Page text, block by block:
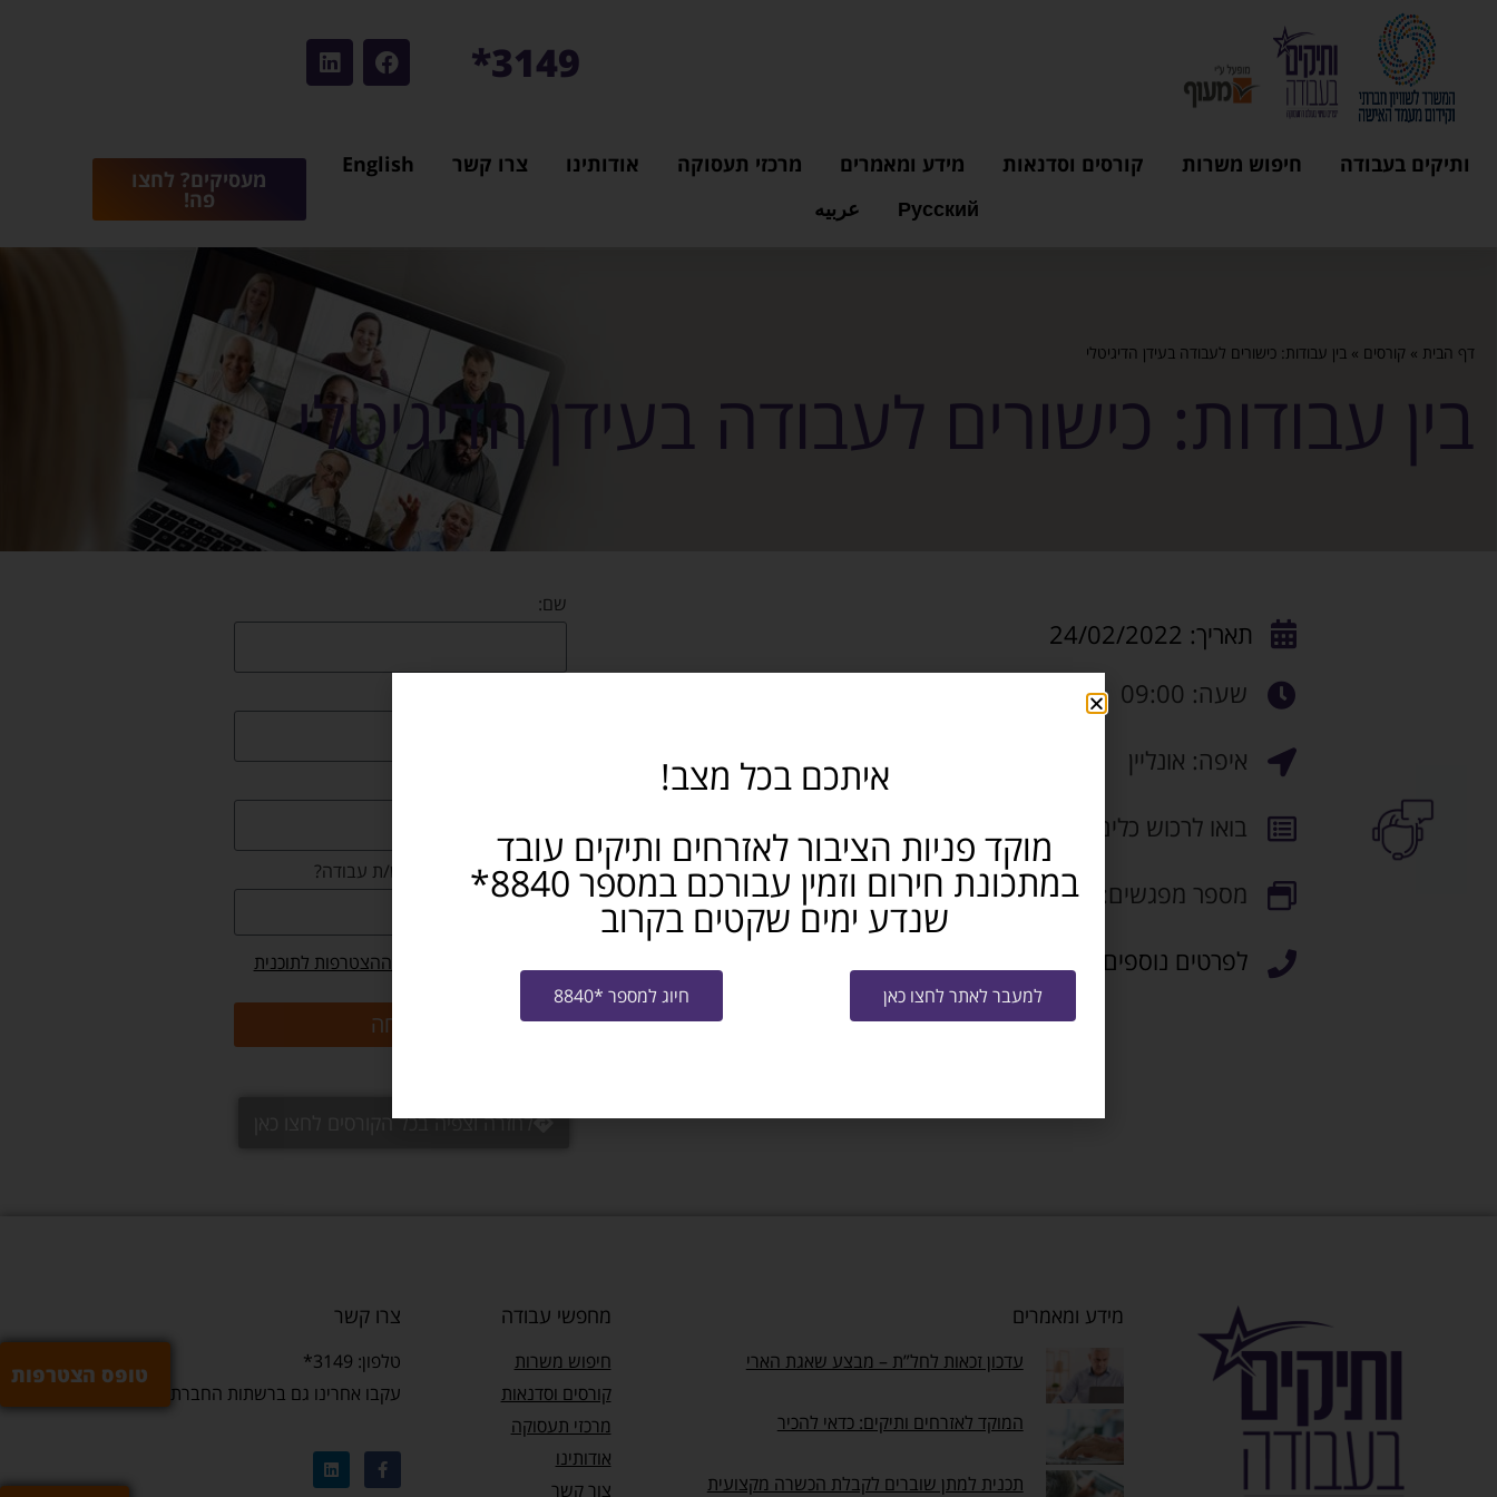
3149*
ותיקים בעבודה חיפוש משרות קורסים וסדנאות מידע ומאמרים מרכזי תעסוקה אודותינו צרו קשר
English
Русский
عربيه
מעסיקים? לחצו
פה!
דף הבית » קורסים » בין עבודות: כישורים לעבודה בעידן הדיגיטלי
בין עבודות: כישורים לעבודה בעידן הדיגיטלי
תאריך: 24/02/2022
שעה: 09:00
איפה: אונליין
בואו לרכוש כלים מעשיים להשתלבות מוצלחת בעולם העבודה החדש!
מספר מפגשים: 10
לפרטים נוספים ניתן ליצור קשר גם בטלפון 3149*
שם:
באיזה תחום את/ה מחפש/ת עבודה?
תנאי ההצטרפות לתוכנית
שליחה
לחזרה וצפיה בכל הקורסים לחצו כאן
טופס הצטרפות
מידע ומאמרים
עדכון זכאות לחל”ת – מבצע שאגת הארי
המוקד לאזרחים ותיקים: כדאי להכיר
תכנית למתן שוברים לקבלת הכשרה מקצועית
מחפשי עבודה
חיפוש משרות
קורסים וסדנאות
מרכזי תעסוקה
אודותינו
צור קשר
צרו קשר
טלפון: 3149*
עקבו אחרינו גם ברשתות החברתיות
איתכם בכל מצב!
מוקד פניות הציבור לאזרחים ותיקים עובד
במתכונת חירום וזמין עבורכם במספר 8840*
שנדע ימים שקטים בקרוב
למעבר לאתר לחצו כאן חיוג למספר *8840